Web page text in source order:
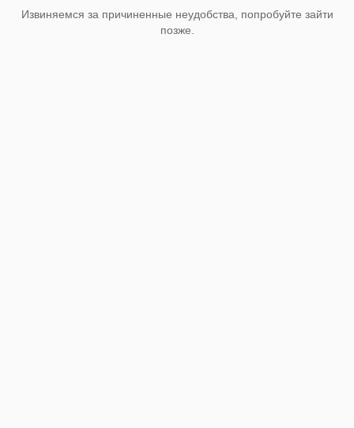
Извиняемся за причиненные неудобства, попробуйте зайти
позже.